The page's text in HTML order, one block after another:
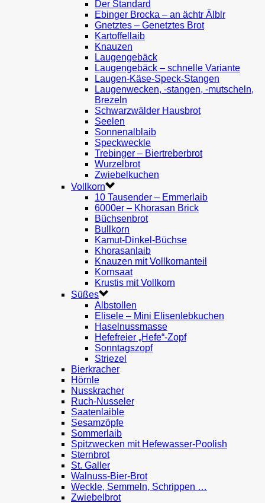
Der Standard
Ebinger Brocka – an ächtr Älblr
Gnetztes – Genetztes Brot
Kartoffellaib
Knauzen
Laugengebäck
Laugengebäck – schnelle Variante
Laugen-Käse-Speck-Stangen
Laugenwecken, -stangen, -mutscheln,
Brezeln
Schwarzwälder Hausbrot
Seelen
Sonnenalblaib
Speckweckle
Trebinger – Biertreberbrot
Wurzelbrot
Zwiebelkuchen
Vollkorn
10 Tausender – Emmerlaib
6000er – Khorasan Brick
Büchsenbrot
Bullkorn
Kamut-Dinkel-Büchse
Khorasanlaib
Knauzen mit Vollkornanteil
Kornsaat
Krustis mit Vollkorn
Süßes
Albstollen
Elisele – Mini Elisenlebkuchen
Haselnussmasse
Hefefreier „Hefe“-Zopf
Sonntagszopf
Striezel
Bierkracher
Hörnle
Nusskracher
Ruch-Nusseler
Saatenlaible
Sesamzöpfe
Sommerlaib
Spitzwecken mit Hefewasser-Poolish
Sternbrot
St. Galler
Walnuss-Bier-Brot
Weckle, Semmeln, Schrippen …
Zwiebelbrot